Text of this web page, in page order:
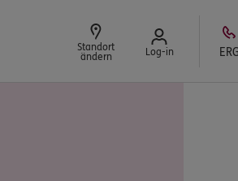
Standort
ändern
Log-in